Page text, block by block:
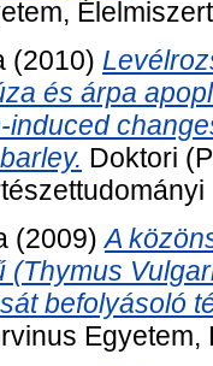
(2010)
és árpa
induced
Doktori
(2009)A
(Thymus
befolyásoló